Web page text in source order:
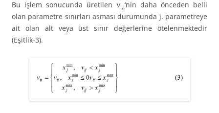
Bu işlem sonucunda üretilen vi,j‘nin daha önceden belli
olan parametre sınırları asması durumunda j. parametreye
ait olan alt veya üst sınır değerlerine ötelenmektedir
(Eşitlik-3).